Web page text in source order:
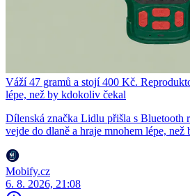
Váží 47 gramů a stojí 400 Kč.
lépe, než by kdokoliv čekal
Dílenská značka Lidlu přišla s Bluetooth
vejde do dlaně a hraje mnohem lépe, než
Mobify.cz
6. 8. 2026, 21:08